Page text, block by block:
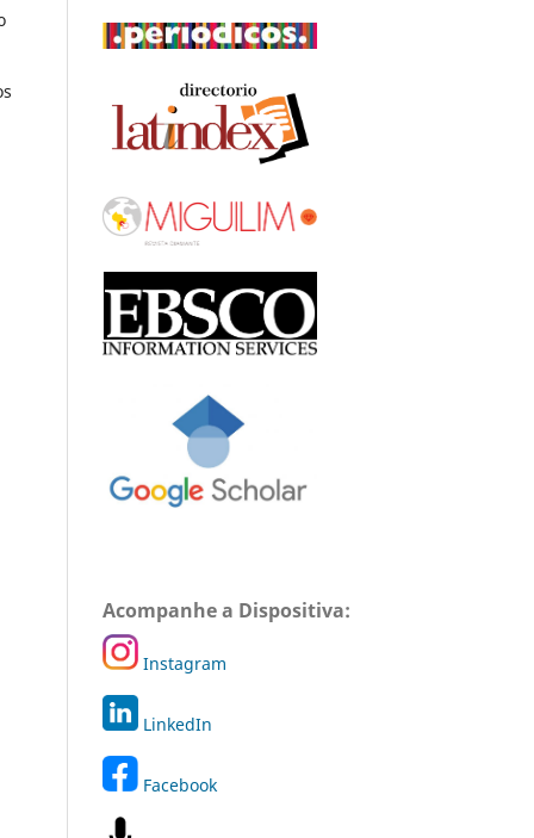
Acompanhe a Dispositiva:
Instagram
LinkedIn
Facebook